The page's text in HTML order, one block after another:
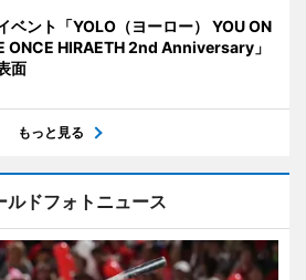
ベント「YOLO（ヨーロー） YOU ON
ONCE HIRAETH 2nd Anniversary」
面
もっと見る
ルドフォトニュース